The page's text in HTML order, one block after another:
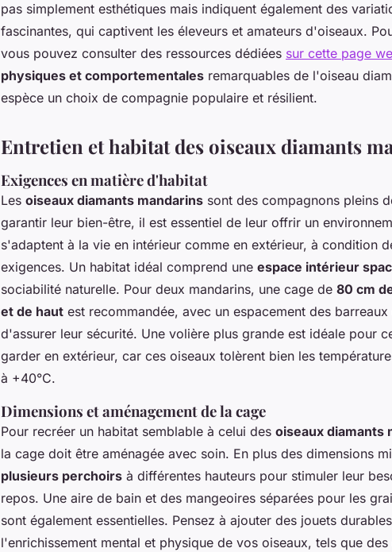
pas simplement esthétiques mais indiquent également des
fascinantes, qui captivent les éleveurs et amateurs d'oiseaux.
vous pouvez consulter des ressources dédiées sur cette page
physiques et comportementales remarquables de l'oiseau
espèce un choix de compagnie populaire et résilient.
Entretien et habitat des oiseaux diamants
Exigences en matière d'habitat
Les oiseaux diamants mandarins sont des compagnons pleins
garantir leur bien-être, il est essentiel de leur offrir un
s'adaptent à la vie en intérieur comme en extérieur, à condition
exigences. Un habitat idéal comprend une espace intérieur
sociabilité naturelle. Pour deux mandarins, une cage de 80 cm
et de haut est recommandée, avec un espacement des
d'assurer leur sécurité. Une volière plus grande est idéale pour
garder en extérieur, car ces oiseaux tolèrent bien les
à +40°C.
Dimensions et aménagement de la cage
Pour recréer un habitat semblable à celui des oiseaux diamants
la cage doit être aménagée avec soin. En plus des dimensions
plusieurs perchoirs à différentes hauteurs pour stimuler leur
repos. Une aire de bain et des mangeoires séparées pour les
sont également essentielles. Pensez à ajouter des jouets
l'enrichissement mental et physique de vos oiseaux, tels que